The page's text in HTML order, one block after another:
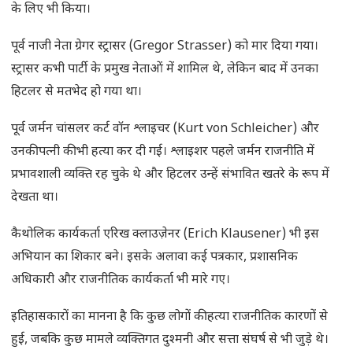
के लिए भी किया।
पूर्व नाजी नेता ग्रेगर स्ट्रासर (Gregor Strasser) को मार दिया गया।
स्ट्रासर कभी पार्टी के प्रमुख नेताओं में शामिल थे, लेकिन बाद में उनका
हिटलर से मतभेद हो गया था।
पूर्व जर्मन चांसलर कर्ट वॉन श्लाइचर (Kurt von Schleicher) और
उनकी पत्नी की भी हत्या कर दी गई। श्लाइशर पहले जर्मन राजनीति में
प्रभावशाली व्यक्ति रह चुके थे और हिटलर उन्हें संभावित खतरे के रूप में
देखता था।
कैथोलिक कार्यकर्ता एरिख क्लाउज़ेनर (Erich Klausener) भी इस
अभियान का शिकार बने। इसके अलावा कई पत्रकार, प्रशासनिक
अधिकारी और राजनीतिक कार्यकर्ता भी मारे गए।
इतिहासकारों का मानना है कि कुछ लोगों की हत्या राजनीतिक कारणों से
हुई, जबकि कुछ मामले व्यक्तिगत दुश्मनी और सत्ता संघर्ष से भी जुड़े थे।